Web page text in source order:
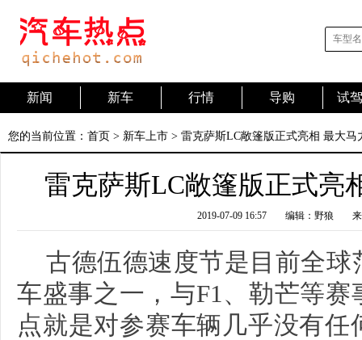
新闻 新车 行情 导购 试
您的当前位置： 首页 > 新车上市 > 雷克萨斯LC敞篷版正式亮相 最大马
雷克萨斯LC敞篷版正式亮
2019-07-09 16:57 编辑：野狼
古德伍德速度节是目前全
车盛事之一，与F1、勒芒等
点就是对参赛车辆几乎没有任